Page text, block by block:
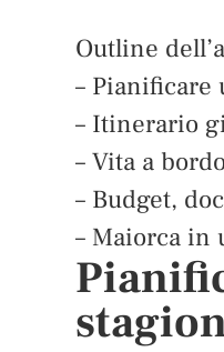
Outline
–
– Itinerario
– Vita a
– Budget,
– Maiorca